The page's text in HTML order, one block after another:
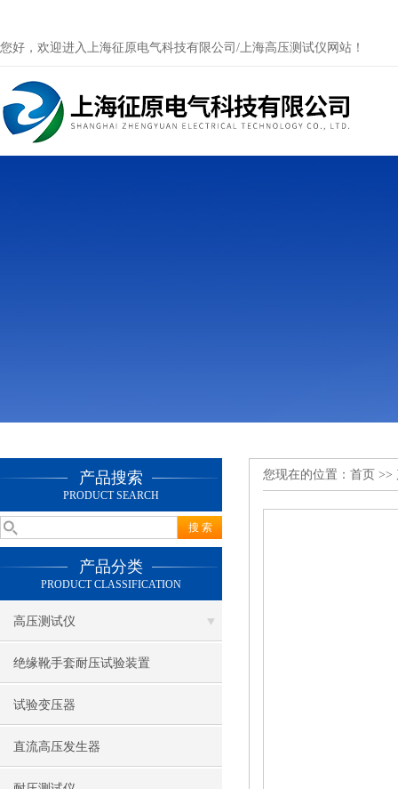
您好，欢迎进入上海征原电气科技有限公司/上海高压测试仪网站！
产品搜索
PRODUCT SEARCH
产品分类
PRODUCT CLASSIFICATION
高压测试仪
绝缘靴手套耐压试验装置
试验变压器
直流高压发生器
您现在的位置： 首页 >>